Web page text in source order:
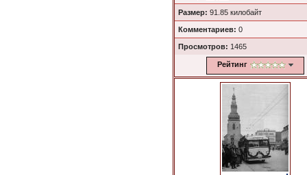
Размер: 91.85 килобайт
Комментариев: 0
Просмотров: 1465
Рейтинг